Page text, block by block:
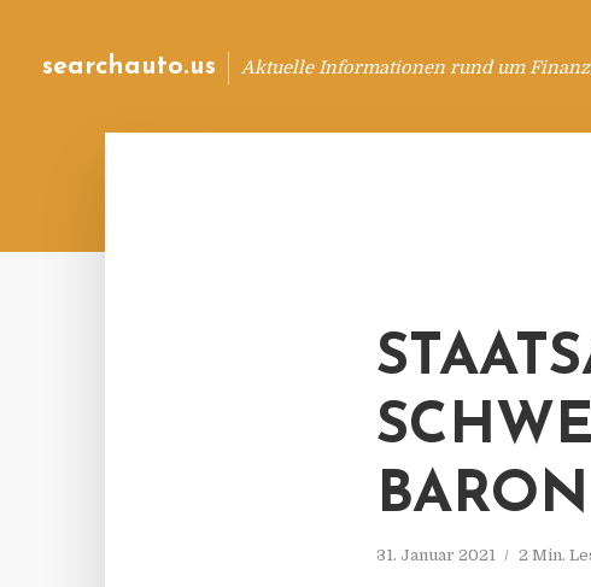
searchauto.us Aktuelle Informationen rund um
31. Januar 2021 2 Min.